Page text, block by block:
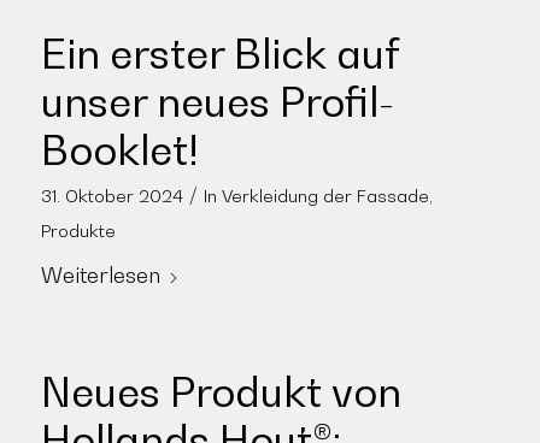
Ein erster Blick auf
unser neues Profil-
Booklet!
31. Oktober 2024 / In Verkleidung der Fassade
Produkte
Weiterlesen
Neues Produkt von